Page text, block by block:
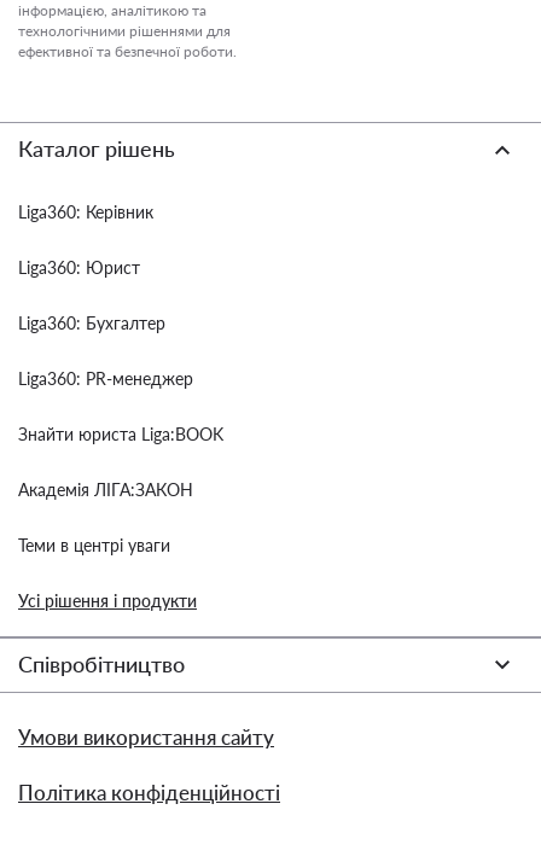
інформацією, аналітикою та
технологічними рішеннями для
ефективної та безпечної роботи.
Каталог рішень
Liga360: Керівник
Liga360: Юрист
Liga360: Бухгалтер
Liga360: PR-менеджер
Знайти юриста Liga:BOOK
Академія ЛІГА:ЗАКОН
Теми в центрі уваги
Усі рішення і продукти
Співробітництво
Умови використання сайту
Політика конфіденційності